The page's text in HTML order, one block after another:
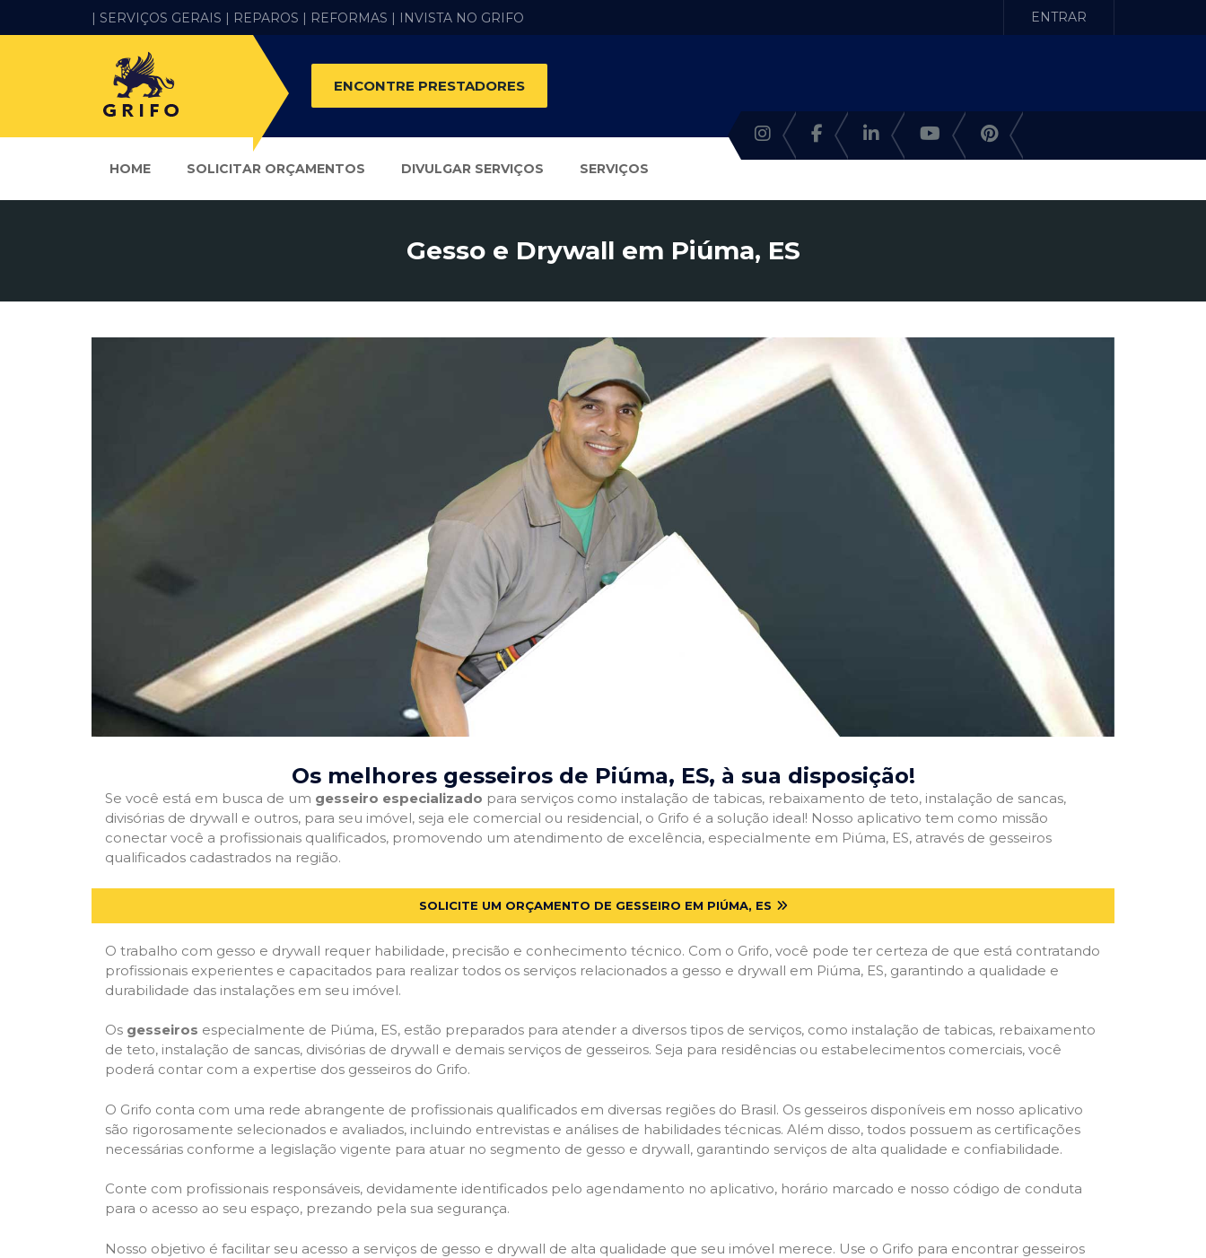
| SERVIÇOS GERAIS | REPAROS | REFORMAS | INVISTA NO GRIFO ENTRAR
ENCONTRE PRESTADORES
HOME SOLICITAR ORÇAMENTOS DIVULGAR SERVIÇOS SERVIÇOS
Gesso e Drywall em Piúma, ES
Os melhores gesseiros de Piúma, ES, à sua disposição!
Se você está em busca de um gesseiro especializado para serviços como instalação de tabicas, rebaixamento de teto, instalação de sancas,
divisórias de drywall e outros, para seu imóvel, seja ele comercial ou residencial, o Grifo é a solução ideal! Nosso aplicativo tem como missão
conectar você a profissionais qualificados, promovendo um atendimento de excelência, especialmente em Piúma, ES, através de gesseiros
qualificados cadastrados na região.
SOLICITE UM ORÇAMENTO DE GESSEIRO EM PIÚMA, ES
O trabalho com gesso e drywall requer habilidade, precisão e conhecimento técnico. Com o Grifo, você pode ter certeza de que está contratando
profissionais experientes e capacitados para realizar todos os serviços relacionados a gesso e drywall em Piúma, ES, garantindo a qualidade e
durabilidade das instalações em seu imóvel.
Os gesseiros especialmente de Piúma, ES, estão preparados para atender a diversos tipos de serviços, como instalação de tabicas, rebaixamento
de teto, instalação de sancas, divisórias de drywall e demais serviços de gesseiros. Seja para residências ou estabelecimentos comerciais, você
poderá contar com a expertise dos gesseiros do Grifo.
O Grifo conta com uma rede abrangente de profissionais qualificados em diversas regiões do Brasil. Os gesseiros disponíveis em nosso aplicativo
são rigorosamente selecionados e avaliados, incluindo entrevistas e análises de habilidades técnicas. Além disso, todos possuem as certificações
necessárias conforme a legislação vigente para atuar no segmento de gesso e drywall, garantindo serviços de alta qualidade e confiabilidade.
Conte com profissionais responsáveis, devidamente identificados pelo agendamento no aplicativo, horário marcado e nosso código de conduta
para o acesso ao seu espaço, prezando pela sua segurança.
Nosso objetivo é facilitar seu acesso a serviços de gesso e drywall de alta qualidade que seu imóvel merece. Use o Grifo para encontrar gesseiros